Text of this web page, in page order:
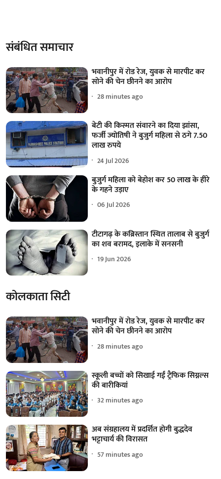
संबंधित समाचार
भवानीपुर में रोड रेज, युवक से मारपीट कर
सोने की चेन छीनने का आरोप
28 minutes ago
बेटी की किस्मत संवारने का दिया झांसा,
फर्जी ज्योतिषी ने बुजुर्ग महिला से ठगे 7.50
लाख रुपये
24 Jul 2026
बुजुर्ग महिला को बेहोश कर 50 लाख के हीरे
के गहने उड़ाए
06 Jul 2026
टीटागढ़ के कब्रिस्तान स्थित तालाब से बुजुर्ग
का शव बरामद, इलाके में सनसनी
19 Jun 2026
कोलकाता सिटी
भवानीपुर में रोड रेज, युवक से मारपीट कर
सोने की चेन छीनने का आरोप
28 minutes ago
स्कूली बच्चों को सिखाई गईं ट्रैफिक सिग्नल्स
की बारीकियां
32 minutes ago
अब संग्रहालय में प्रदर्शित होगी बुद्धदेव
भट्टाचार्य की विरासत
57 minutes ago